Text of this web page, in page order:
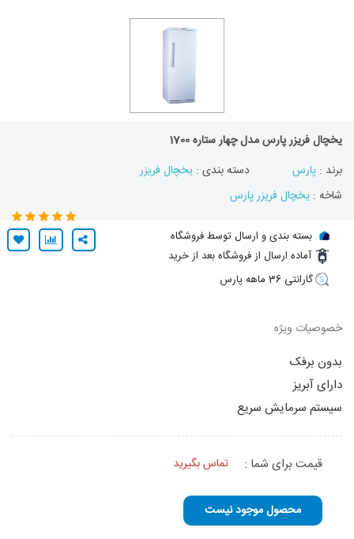
یخچال فریزر پارس مدل چهار ستاره 1700
برند : پارس دسته بندی : یخچال فریزر
شاخه : یخچال فریزر پارس
بسته بندی و ارسال توسط فروشگاه
آماده ارسال از فروشگاه بعد از خرید
گارانتی 36 ماهه پارس
خصوصیات ویژه
بدون برفک
دارای آبریز
سیستم سرمایش سریع
قیمت برای شما : تماس بگیرید
محصول موجود نیست